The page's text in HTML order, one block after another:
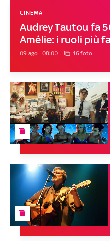
Audrey Tautou fa
Amélie: i ruoli più
CINEMA
09 ago - 08:00 16 foto